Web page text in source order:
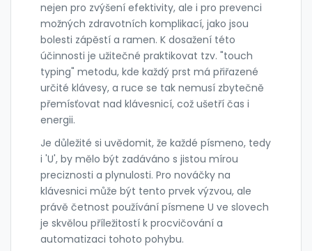
nejen pro zvýšení efektivity, ale i pro prevenci
možných zdravotních komplikací, jako jsou
bolesti zápěstí a ramen. K dosažení této
účinnosti je užitečné praktikovat tzv. "touch
typing" metodu, kde každý prst má přiřazené
určité klávesy, a ruce se tak nemusí zbytečně
přemísťovat nad klávesnicí, což ušetří čas i
energii.
Je důležité si uvědomit, že každé písmeno, tedy
i 'U', by mělo být zadáváno s jistou mírou
preciznosti a plynulosti. Pro nováčky na
klávesnici může být tento prvek výzvou, ale
právě četnost používání písmene U ve slovech
je skvělou příležitostí k procvičování a
automatizaci tohoto pohybu.